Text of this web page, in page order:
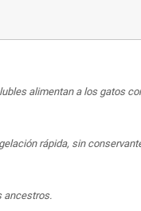
alimentan a los gatos
rápida, sin
ancestros.